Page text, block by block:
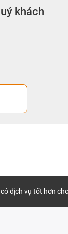
khách
dịch vụ tốt hơn